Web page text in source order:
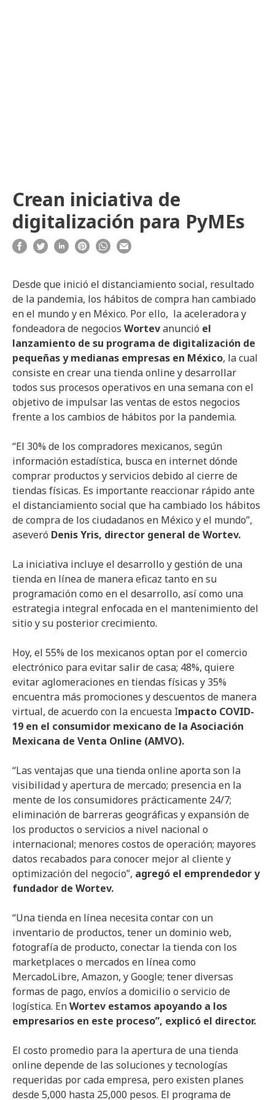
Crean iniciativa de
digitalización para PyMEs
Desde que inició el distanciamiento social, resultado
de la pandemia, los hábitos de compra han cambiado
en el mundo y en México. Por ello, la aceleradora y
fondeadora de negocios Wortevanunció el
lanzamiento de su programa de digitalización de
pequeñas y medianas empresas en México, la cual
consiste en crear una tienda online y desarrollar
todos sus procesos operativos en una semana con el
objetivo de impulsar las ventas de estos negocios
frente a los cambios de hábitos por la pandemia.
“El 30% de los compradores mexicanos, según
información estadística, busca en internet dónde
comprar productos y servicios debido al cierre de
tiendas físicas. Es importante reaccionar rápido ante
el distanciamiento social que ha cambiado los hábitos
de compra de los ciudadanos en México y el mundo”,
aseveró Denis Yris, director general de Wortev.
La iniciativa incluye el desarrollo y gestión de una
tienda en línea de manera eficaz tanto en su
programación como en el desarrollo, así como una
estrategia integral enfocada en el mantenimiento del
sitio y su posterior crecimiento.
Hoy, el 55% de los mexicanos optan por el comercio
electrónico para evitar salir de casa; 48%, quiere
evitar aglomeraciones en tiendas físicas y 35%
encuentra más promociones y descuentos de manera
virtual, de acuerdo con la encuesta Impacto COVID-
19 en el consumidor mexicano de la Asociación
Mexicana de Venta Online (AMVO).
“Las ventajas que una tienda online aporta son la
visibilidad y apertura de mercado; presencia en la
mente de los consumidores prácticamente 24/7;
eliminación de barreras geográficas y expansión de
los productos o servicios a nivel nacional o
internacional; menores costos de operación; mayores
datos recabados para conocer mejor al cliente y
optimización del negocio”, agregó el emprendedor y
fundador de Wortev.
“Una tienda en línea necesita contar con un
inventario de productos, tener un dominio web,
fotografía de producto, conectar la tienda con los
marketplaces o mercados en línea como
MercadoLibre, Amazon, y Google; tener diversas
formas de pago, envíos a domicilio o servicio de
logística. EnWortev estamos apoyando a los
empresarios en este proceso”, explicó el director.
El costo promedio para la apertura de una tienda
online depende de las soluciones y tecnologías
requeridas por cada empresa, pero existen planes
desde 5,000 hasta 25,000 pesos. El programa de